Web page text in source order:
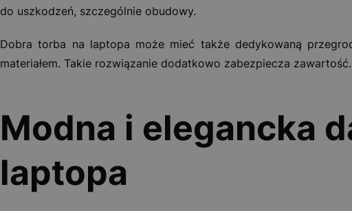
do uszkodzeń, szczególnie obudowy.
Dobra torba na laptopa może mieć także dedykowaną
materiałem. Takie rozwiązanie dodatkowo zabezpiecza zawartość.
Modna i elegancka
laptopa